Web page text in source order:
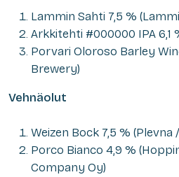
Lammin Sahti 7,5 %
Arkkitehti #000000 IPA 6,1
Porvari Oloroso Barley
Brewery)
Vehnäolut
Weizen Bock 7,5 %
Porco Bianco 4,9 %
Company Oy)